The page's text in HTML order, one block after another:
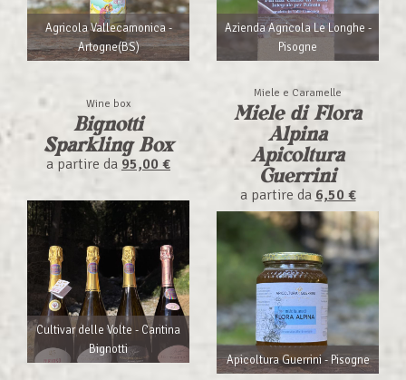
Agricola Vallecamonica -
Artogne(BS)
Azienda Agricola Le Longhe -
Pisogne
Wine box
Bignotti
Sparkling Box
a partire da 95,00 €
Cultivar delle Volte - Cantina
Bignotti
Miele e Caramelle
Miele di Flora
Alpina
Apicoltura
Guerrini
a partire da 6,50 €
Apicoltura Guerrini - Pisogne